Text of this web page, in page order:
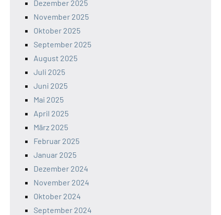
Dezember 2025
November 2025
Oktober 2025
September 2025
August 2025
Juli 2025
Juni 2025
Mai 2025
April 2025
März 2025
Februar 2025
Januar 2025
Dezember 2024
November 2024
Oktober 2024
September 2024